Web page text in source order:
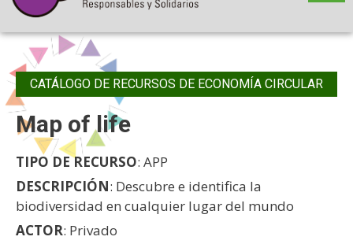
CATÁLOGO DE RECURSOS DE ECONOMÍA CIRCULAR
Map of life
TIPO DE RECURSO: APP
DESCRIPCIÓN: Descubre e identifica la
biodiversidad en cualquier lugar del mundo
ACTOR: Privado